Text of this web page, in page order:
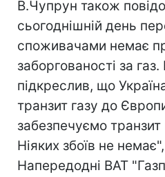
В.Чупрун також
сьогоднішній день
споживачами немає
заборгованості за
підкреслив, що
транзит газу до
забезпечуємо
Ніяких збоїв не
Напередодні ВАТ